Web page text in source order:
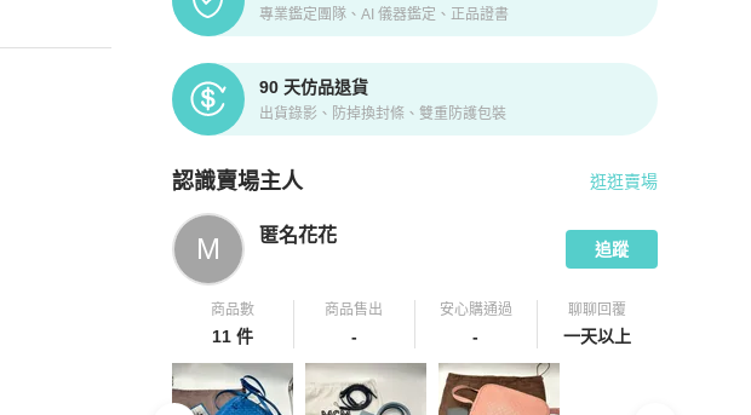
專業鑑定團隊、AI 儀器鑑定、正品證書
90 天仿品退貨
出貨錄影、防掉換封條、雙重防護包裝
認識賣場主人
PopChill 拍拍圈嚴選賣家
逛逛賣場
M 匿名花花
追蹤
商品數
11 件
商品售出
-
安心購通過
-
聊聊回覆
一天以上